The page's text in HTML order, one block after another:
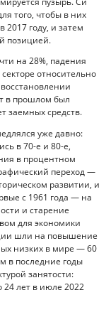
того, чтобы в них
2017 году, и затем
позицией.
на 28%, падения
относительно
в прошлом был
заемных средств.
уже давно:
в 70-е и 80-е,
в процентном
переход —
развитии, и
с 1961 года — на
и старение
для экономики
шли на повышение
низких в мире — 60
в последние годы
занятости:
24 лет в июле 2022